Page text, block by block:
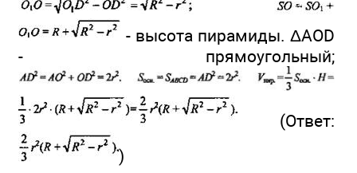
- высота пирамиды. ΔAOD
- прямоугольный;
(Ответ:
)